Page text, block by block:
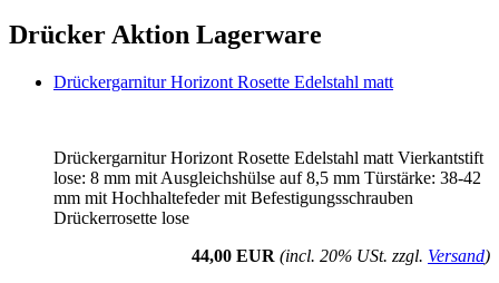
Drücker Aktion Lagerware
Drückergarnitur Horizont Rosette Edelstahl matt
Drückergarnitur Horizont Rosette Edelstahl matt Vierkantstift
lose: 8 mm mit Ausgleichshülse auf 8,5 mm Türstärke: 38-42
mm mit Hochhaltefeder mit Befestigungsschrauben
Drückerrosette lose
44,00 EUR (incl. 20% USt. zzgl. Versand)